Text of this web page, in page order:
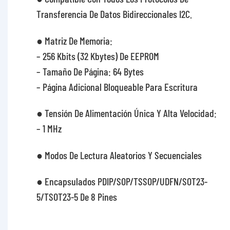
Transferencia De Datos Bidireccionales I2C.
● Matriz De Memoria:
– 256 Kbits (32 Kbytes) De EEPROM
– Tamaño De Página: 64 Bytes
– Página Adicional Bloqueable Para Escritura
● Tensión De Alimentación Única Y Alta Velocidad:
– 1 MHz
● Modos De Lectura Aleatorios Y Secuenciales
● Encapsulados PDIP/SOP/TSSOP/UDFN/SOT23-
5/TSOT23-5 De 8 Pines